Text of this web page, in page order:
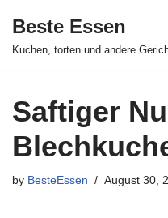
Skip
Beste Essen
Kuchen, torten und andere
Saftiger
by BesteEssen August 30,